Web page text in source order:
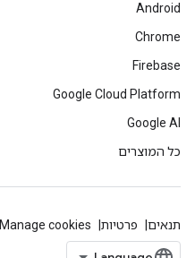
Android
Chrome
Firebase
Google Cloud Platform
Google AI
כל המוצרים
תנאים פרטיות Manage cookies